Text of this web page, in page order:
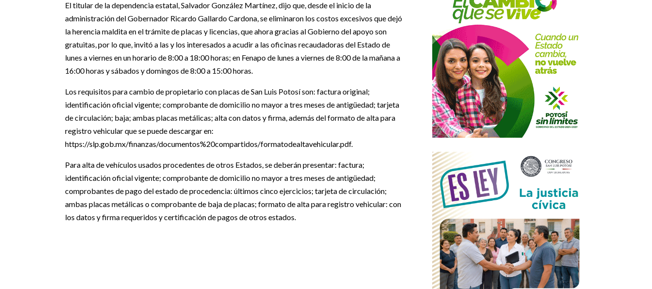
El titular de la dependencia estatal, Salvador González Martínez, dijo que, desde el inicio de la
administración del Gobernador Ricardo Gallardo Cardona, se eliminaron los costos excesivos que dejó
la herencia maldita en el trámite de placas y licencias, que ahora gracias al Gobierno del apoyo son
gratuitas, por lo que, invitó a las y los interesados a acudir a las oficinas recaudadoras del Estado de
lunes a viernes en un horario de 8:00 a 18:00 horas; en Fenapo de lunes a viernes de 8:00 de la mañana a
16:00 horas y sábados y domingos de 8:00 a 15:00 horas.
Los requisitos para cambio de propietario con placas de San Luis Potosí son: factura original;
identificación oficial vigente; comprobante de domicilio no mayor a tres meses de antigüedad; tarjeta
de circulación; baja; ambas placas metálicas; alta con datos y firma, además del formato de alta para
registro vehicular que se puede descargar en:
https://slp.gob.mx/finanzas/documentos%20compartidos/formatodealtavehicular.pdf.
Para alta de vehículos usados procedentes de otros Estados, se deberán presentar: factura;
identificación oficial vigente; comprobante de domicilio no mayor a tres meses de antigüedad;
comprobantes de pago del estado de procedencia: últimos cinco ejercicios; tarjeta de circulación;
ambas placas metálicas o comprobante de baja de placas; formato de alta para registro vehicular: con
los datos y firma requeridos y certificación de pagos de otros estados.